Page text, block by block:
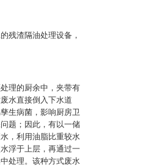
残渣隔油处理设备，
理的厨余中，夹带有
水直接倒入下水道
生病菌，影响厨房卫
题；因此，有以一储
，利用油脂比重较水
浮于上层，再通过一
处理。该种方式废水